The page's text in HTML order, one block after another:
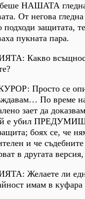
НАШАТА
От негова
подходи защитата,
пукната пара.
Какво
Просто се
По време
зает да
е убил
боях се, че
и че
в другата
Желаете ли
имам в